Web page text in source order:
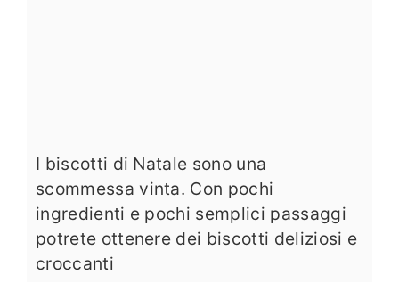
I biscotti di Natale sono una
scommessa vinta. Con pochi
ingredienti e pochi semplici passaggi
potrete ottenere dei biscotti deliziosi e
croccanti